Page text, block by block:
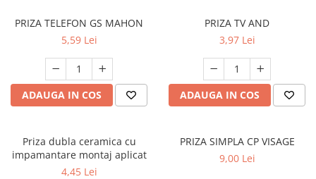
PRIZA TELEFON GS MAHON
5,59 Lei
ADAUGA IN COS
PRIZA TV AND
3,97 Lei
ADAUGA IN COS
Priza dubla ceramica cu
impamantare montaj aplicat
4,45 Lei
PRIZA SIMPLA CP VISAGE
9,00 Lei